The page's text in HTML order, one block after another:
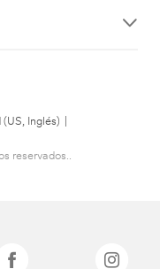
(US, Inglés)
reservados..